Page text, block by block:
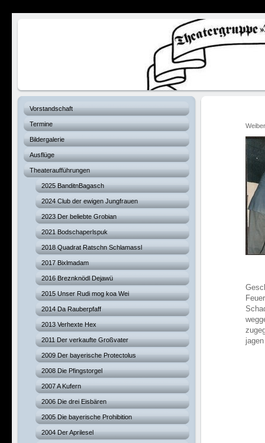
Vorstandschaft
Termine
Bildergalerie
Ausflüge
Theateraufführungen
2025 BanditnBagasch
2024 Club der ewigen Jungfrauen
2023 Der beliebte Grobian
2021 Bodschaperlspuk
2018 Quadrat Ratschn Schlamassl
2017 Bixlmadam
2016 Breznknödl Dejawü
2015 Unser Rudi mog koa Wei
2014 Da Rauberpfaff
2013 Verhexte Hex
2011 Der verkaufte Großvater
2009 Der bayerische Protectolus
2008 Die Pfingstorgel
2007 A Kufern
2006 Die drei Eisbären
2005 Die bayerische Prohibition
2004 Der Aprilesel